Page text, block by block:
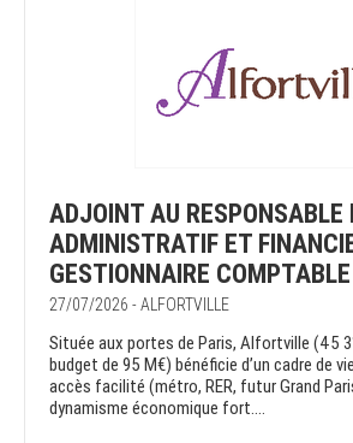
ADJOINT AU RESPONSABLE
ADMINISTRATIF ET
GESTIONNAIRE
27/07/2026 - ALFORTVILLE
Située aux portes de Paris, Alfortville (45
budget de 95 M€) bénéficie d’un cadre de
accès facilité (métro, RER, futur Grand
dynamisme économique fort....